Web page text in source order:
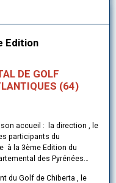
Edition
DE GOLF
(64)
accueil : la direction , le
participants du
à la 3ème Edition du
des Pyrénées
du Golf de Chiberta , le